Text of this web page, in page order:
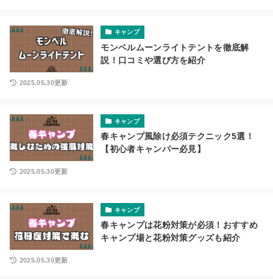
キャンプ
モンベルムーンライトテントを徹底解
説！口コミや選び方を紹介
2025.05.30更新
キャンプ
春キャンプ風除け必須テクニック5選！
【初心者キャンパー必見】
2025.05.30更新
キャンプ
春キャンプは花粉対策が必須！おすすめ
キャンプ場と花粉対策グッズも紹介
2025.05.30更新